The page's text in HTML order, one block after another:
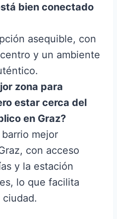
bien conectado
asequible, con
y un ambiente
zona para
estar cerca del
en Graz?
mejor
con acceso
y la estación
lo que facilita